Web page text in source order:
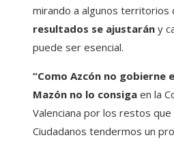
mirando a algunos territorios
resultados se ajustarán y
puede ser esencial.
“Como Azcón no gobierne
Mazón no lo consiga en la
Valenciana por los restos que
Ciudadanos tendermos un